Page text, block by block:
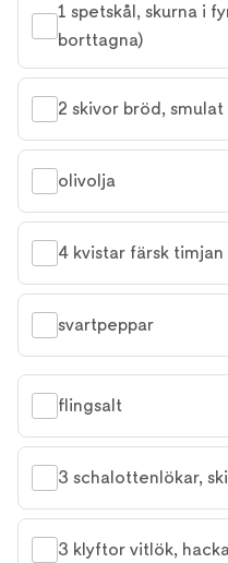
1 spetskål, skurna i
borttagna)
2 skivor bröd,
olivolja
4 kvistar färsk timjan
svartpeppar
flingsalt
3 schalottenlökar,
3 klyftor vitlök,